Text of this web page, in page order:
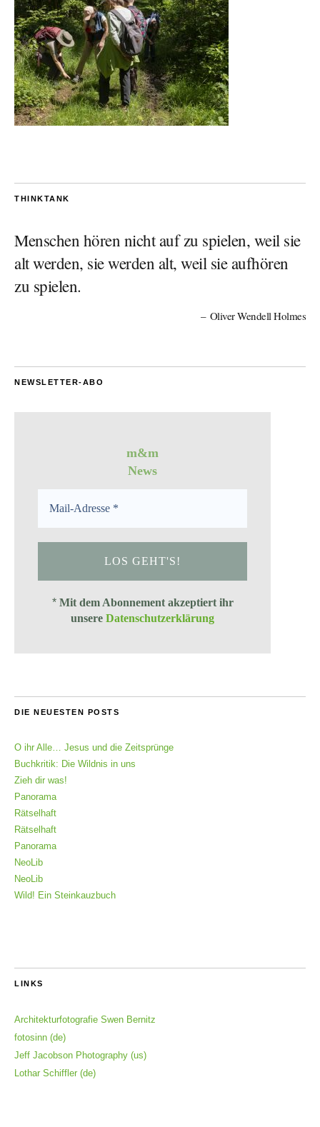
THINKTANK
Menschen hören nicht auf zu spielen, weil sie
alt werden, sie werden alt, weil sie aufhören
zu spielen.
Oliver Wendell Holmes
NEWSLETTER-ABO
m&m
News
* Mit dem Abonnement akzeptiert ihr
unsereDatenschutzerklärung
DIE NEUESTEN POSTS
O ihr Alle… Jesus und die Zeitsprünge
Buchkritik: Die Wildnis in uns
Zieh dir was!
Panorama
Rätselhaft
Rätselhaft
Panorama
NeoLib
NeoLib
Wild! Ein Steinkauzbuch
LINKS
Architekturfotografie Swen Bernitz
fotosinn (de)
Jeff Jacobson Photography (us)
Lothar Schiffler (de)